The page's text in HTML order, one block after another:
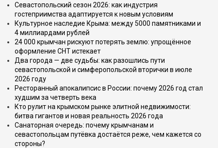
Севастопольский сезон 2026: как индустрия
гостеприимства адаптируется к новым условиям
Культурное наследие Крыма: между 5000 памятниками и
4 миллиардами рублей
24 000 крымчан рискуют потерять землю: упрощённое
оформление СНТ истекает
Два города — две судьбы: как разошлись пути
севастопольской и симферопольской вторички в июле
2026 году
Ресторанный апокалипсис в России: почему 2026 год стал
худшим за четверть века
Кто рулит на крымском рынке элитной недвижимости:
битва гигантов и новая реальность 2026 года
Санаторная очередь: почему крымчанам и
севастопольцам путёвка достаётся реже, чем кажется со
стороны?